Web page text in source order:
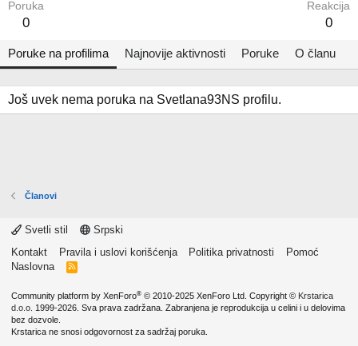
Poruka
0
Reakcija
0
Poruke na profilima Najnovije aktivnosti Poruke O članu
Još uvek nema poruka na Svetlana93NS profilu.
Članovi
Svetli stil
Srpski
Kontakt
Pravila i uslovi korišćenja Politika privatnosti
Pomoć
Naslovna
R
Community platform by XenForo® © 2010-2025 XenForo Ltd. Copyright © Krstarica
d.o.o. 1999-2026. Sva prava zadržana. Zabranjena je reprodukcija u celini i u delovima
bez dozvole.
Krstarica ne snosi odgovornost za sadržaj poruka.